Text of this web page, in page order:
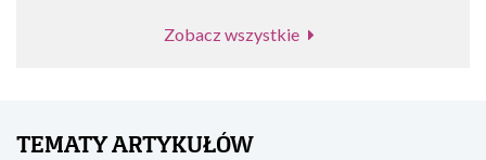
Zobacz wszystkie
TEMATY ARTYKUŁÓW